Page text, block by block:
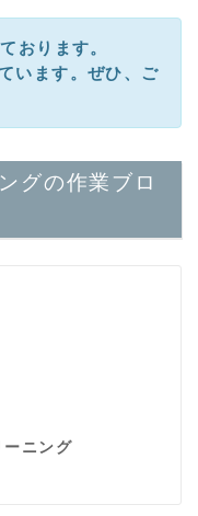
おります。
います。ぜひ、ご
グの作業ブロ
ーニング